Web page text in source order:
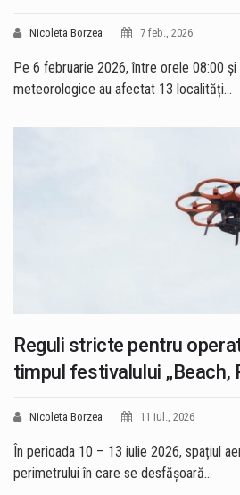
Nicoleta Borzea 7 feb., 2026
Pe 6 februarie 2026, între orele 08:00
meteorologice au afectat 13 localități…
Reguli stricte pentru
timpul festivalului „Beach,
Nicoleta Borzea 11 iul., 2026
În perioada 10 – 13 iulie 2026, spațiul
perimetrului în care se desfășoară…